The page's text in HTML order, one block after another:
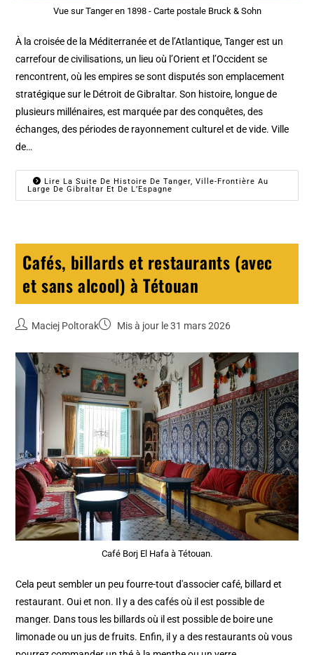
Vue sur Tanger en 1898 - Carte postale Bruck & Sohn
À la croisée de la Méditerranée et de l’Atlantique, Tanger est un
carrefour de civilisations, un lieu où l’Orient et l’Occident se
rencontrent, où les empires se sont disputés son emplacement
stratégique sur le Détroit de Gibraltar. Son histoire, longue de
plusieurs millénaires, est marquée par des conquêtes, des
échanges, des périodes de rayonnement culturel et de vide. Ville
de…
Lire La Suite De Histoire De Tanger, Ville-Frontière Au
Large De Gibraltar Et De L’Espagne
Cafés, billards et restaurants (avec
et sans alcool) à Tétouan
Maciej Poltorak Mis à jour le 31 mars 2026
Café Borj El Hafa à Tétouan.
Cela peut sembler un peu fourre-tout d'associer café, billard et
restaurant. Oui et non. Il y a des cafés où il est possible de
manger. Dans tous les billards où il est possible de boire une
limonade ou un jus de fruits. Enfin, il y a des restaurants où vous